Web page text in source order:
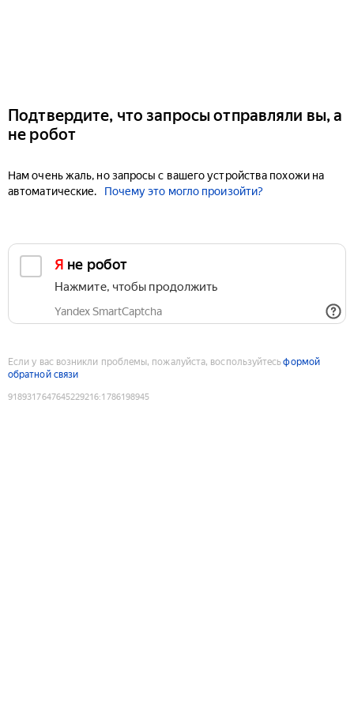
Подтвердите, что запросы отправляли вы, а
не робот
Нам очень жаль, но запросы с вашего устройства похожи на
автоматические.
Почему это могло произойти?
Я не робот
Нажмите, чтобы продолжить
Yandex SmartCaptcha
Если у вас возникли проблемы, пожалуйста, воспользуйтесьформой
обратной связи
9189317647645229216:1786198945